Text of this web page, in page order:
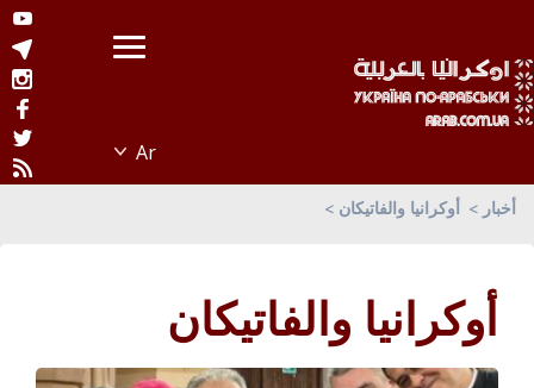
أخبار أوكرانيا والفاتيكان
أوكرانيا والفاتيكان